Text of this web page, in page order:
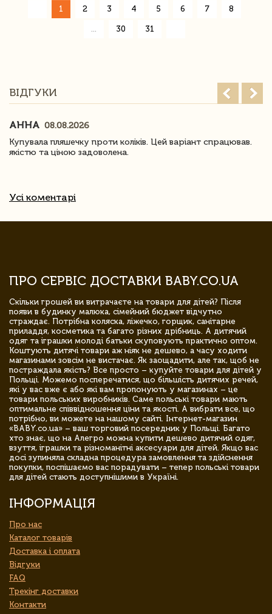
1 2 3 4 5 6 7 8
30 31
ВІДГУКИ
АННА 08.08.2026
Купувала пляшечку проти коліків. Цей варіант спрацював.
якістю та ціною задоволена.
Усі коментарі
ПРО СЕРВІС ДОСТАВКИ BABY.CO.UA
Скільки грошей ви витрачаєте на товари для дітей? Після
появи в будинку малюка, сімейний бюджет відчутно
страждає. Потрібна коляска, ліжечко, горщик, санітарне
приладдя, косметика та багато різних дрібниць. А дитячий
одяг та іграшки молоді батьки скуповують практично оптом.
Коштують дитячі товари аж ніяк не дешево, а часу ходити
магазинами зовсім не вистачає. Як заощадити, але так, щоб не
постраждала якість? Все просто – купуйте товари для дітей у
Польщі. Можемо посперечатися, що більшість дитячих речей,
які у вас вже є або які вам пропонують у магазинах – це
товари польських виробників. Саме польські товари мають
оптимальне співвідношення ціни та якості. А вибрати все, що
потрібно, ви можете на нашому сайті. Інтернет-магазин
«BABY.co.ua» – ваш торговий посередник у Польщі. Багато
хто знає, що на Алегро можна купити дешево дитячий одяг,
взуття, іграшки та різноманітні аксесуари для дітей. Якщо вас
досі зупиняла складна процедура замовлення та здійснення
покупки, поспішаємо вас порадувати – тепер польські товари
для дітей стають доступнішими в Україні.
ІНФОРМАЦІЯ
Про нас
Каталог товарів
Доставка і оплата
Відгуки
FAQ
Трекінг доставки
Контакти